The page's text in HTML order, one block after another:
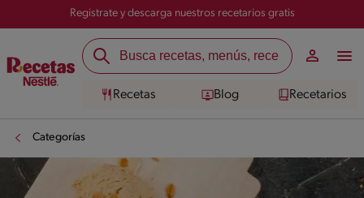
Registrate y descarga nuestros recetarios gratis
Recetas Blog Recetarios
Categorías